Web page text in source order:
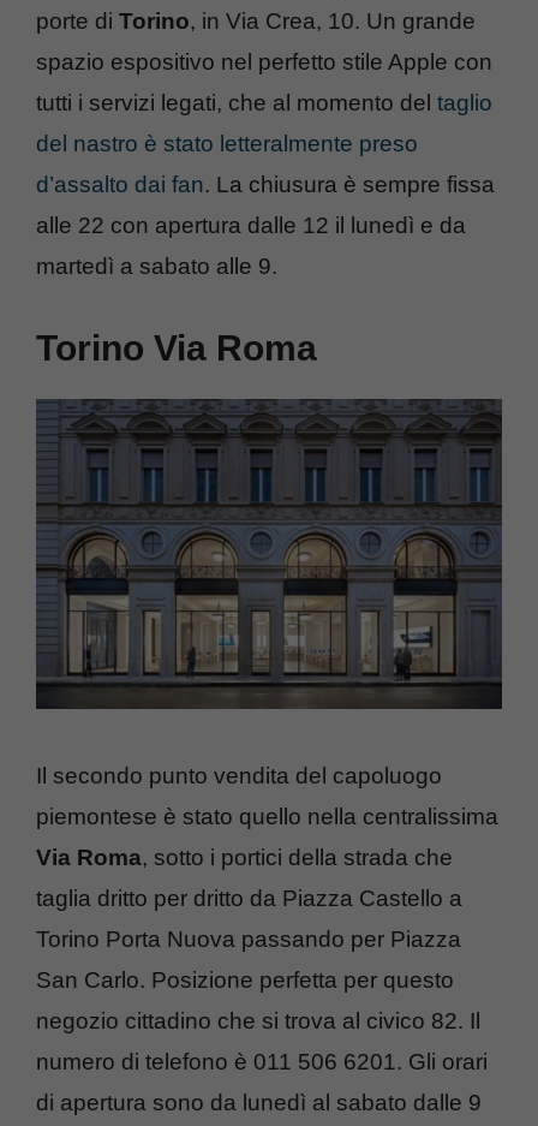
porte di Torino, in Via Crea, 10. Un grande
spazio espositivo nel perfetto stile Apple con
tutti i servizi legati, che al momento del taglio
del nastro è stato letteralmente preso
d’assalto dai fan. La chiusura è sempre fissa
alle 22 con apertura dalle 12 il lunedì e da
martedì a sabato alle 9.
Torino Via Roma
Il secondo punto vendita del capoluogo
piemontese è stato quello nella centralissima
Via Roma, sotto i portici della strada che
taglia dritto per dritto da Piazza Castello a
Torino Porta Nuova passando per Piazza
San Carlo. Posizione perfetta per questo
negozio cittadino che si trova al civico 82. Il
numero di telefono è 011 506 6201. Gli orari
di apertura sono da lunedì al sabato dalle 9